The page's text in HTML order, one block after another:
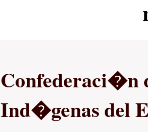
Confederaci�n
Ind�genas del